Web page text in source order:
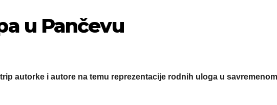
u Pančevu
autorke i autore na temu reprezentacije rodnih uloga u savremenom